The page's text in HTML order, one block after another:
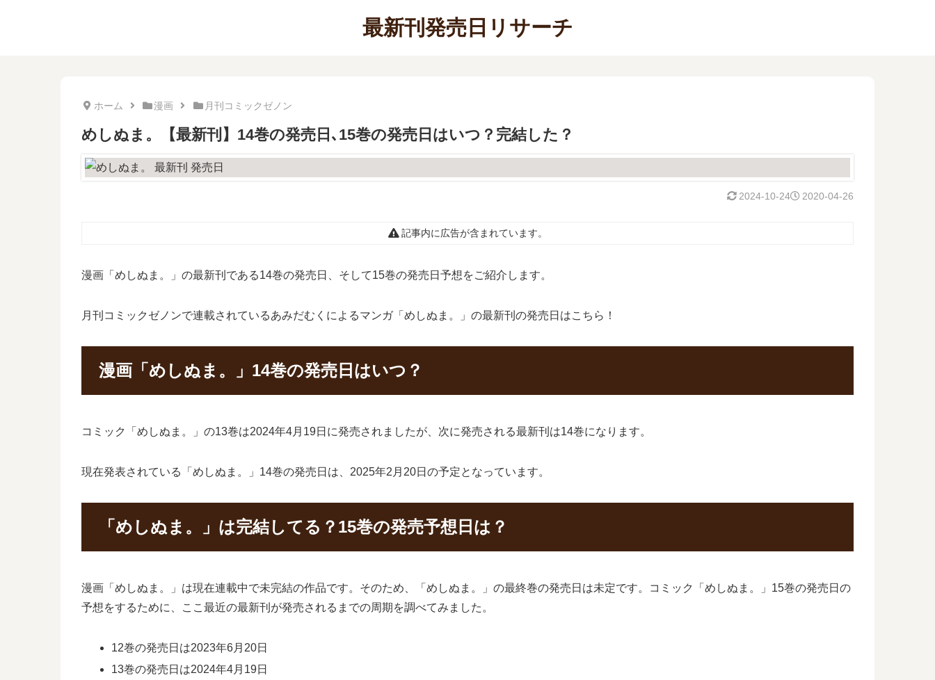
最新刊発売日リサーチ
ホーム 漫画 月刊コミックゼノン
めしぬま。【最新刊】14巻の発売日､15巻の発売日はいつ？完結した？
2020-04-26
2024-10-24
記事内に広告が含まれています。
漫画「めしぬま。」の最新刊である14巻の発売日、そして15巻の発売日予想をご紹介します。
月刊コミックゼノンで連載されているあみだむくによるマンガ「めしぬま。」の最新刊の発売日はこちら！
漫画「めしぬま。」14巻の発売日はいつ？
コミック「めしぬま。」の13巻は2024年4月19日に発売されましたが、次に発売される最新刊は14巻になります。
現在発表されている「めしぬま。」14巻の発売日は、2025年2月20日の予定となっています。
「めしぬま。」は完結してる？15巻の発売予想日は？
漫画「めしぬま。」は現在連載中で未完結の作品です。そのため、「めしぬま。」の最終巻の発売日は未定です。コミック「めしぬま。」15巻の発売日の
予想をするために、ここ最近の最新刊が発売されるまでの周期を調べてみました。
12巻の発売日は2023年6月20日
13巻の発売日は2024年4月19日